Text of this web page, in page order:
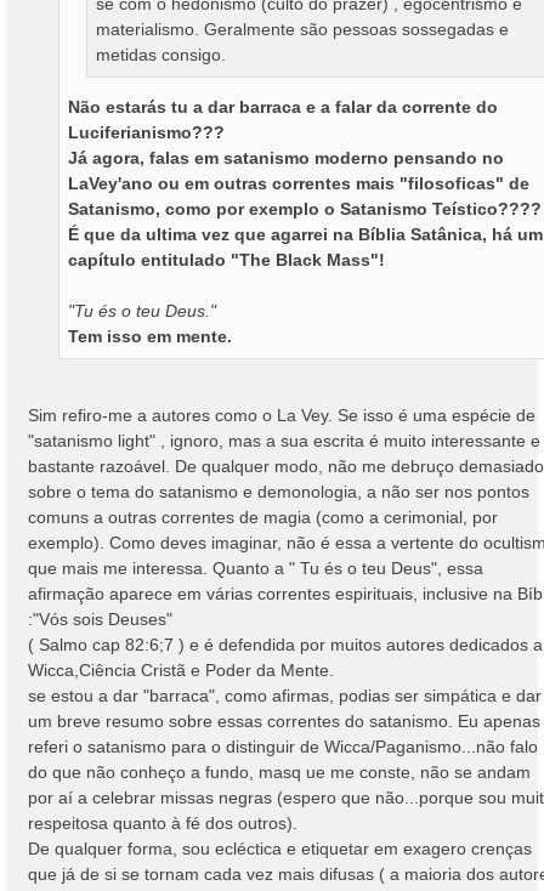
materialismo. Geralmente são pessoas sossegadas e
metidas consigo.
Não estarás tu a dar barraca e a falar da corrente do
Luciferianismo???
Já agora, falas em satanismo moderno pensando no
LaVey'ano ou em outras correntes mais "filosoficas" de
Satanismo, como por exemplo o Satanismo Teístico????
É que da ultima vez que agarrei na Bíblia Satânica, há um
capítulo entitulado "The Black Mass"!
"Tu és o teu Deus."
Tem isso em mente.
Sim refiro-me a autores como o La Vey. Se isso é uma espécie de
"satanismo light" , ignoro, mas a sua escrita é muito interessante e
bastante razoável. De qualquer modo, não me debruço demasiado
sobre o tema do satanismo e demonologia, a não ser nos pontos
comuns a outras correntes de magia (como a cerimonial, por
exemplo). Como deves imaginar, não é essa a vertente do
que mais me interessa. Quanto a " Tu és o teu Deus", essa
afirmação aparece em várias correntes espirituais, inclusive na
:"Vós sois Deuses"
( Salmo cap 82:6;7 ) e é defendida por muitos autores dedicados a
Wicca,Ciência Cristã e Poder da Mente.
se estou a dar "barraca", como afirmas, podias ser simpática e dar
um breve resumo sobre essas correntes do satanismo. Eu apenas
referi o satanismo para o distinguir de Wicca/Paganismo...não falo
do que não conheço a fundo, masq ue me conste, não se andam
por aí a celebrar missas negras (espero que não...porque sou
respeitosa quanto à fé dos outros).
De qualquer forma, sou ecléctica e etiquetar em exagero crenças
que já de si se tornam cada vez mais difusas ( a maioria dos